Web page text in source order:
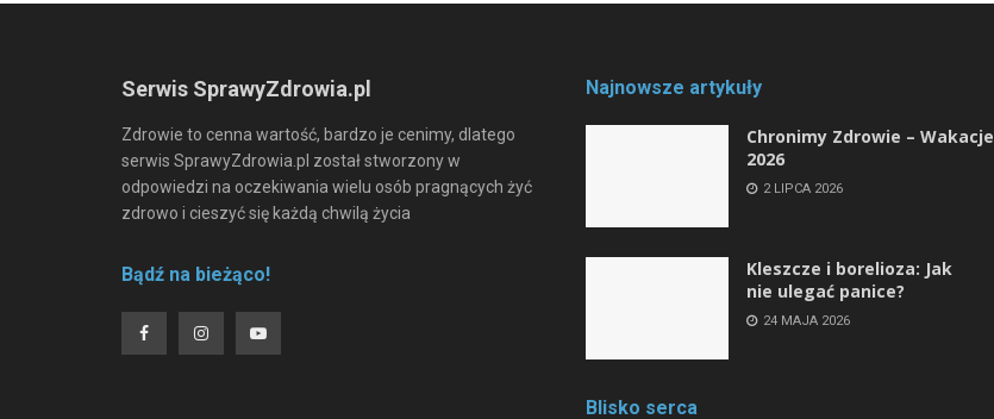
Serwis SprawyZdrowia.pl
Zdrowie to cenna wartość, bardzo je cenimy, dlatego
serwis SprawyZdrowia.pl został stworzony w
odpowiedzi na oczekiwania wielu osób pragnących żyć
zdrowo i cieszyć się każdą chwilą życia
Bądź na bieżąco!
Najnowsze artykuły
Chronimy Zdrowie ­– Wakacje
2026
2 LIPCA 2026
Kleszcze i borelioza: Jak
nie ulegać panice?
24 MAJA 2026
Blisko serca